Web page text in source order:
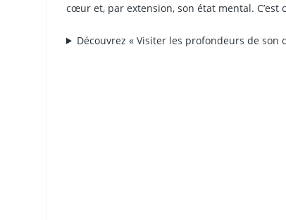
cœur et, par extension, son état mental.
Découvrez « Visiter les profondeurs de